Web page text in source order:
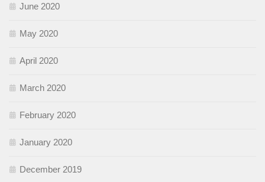
June 2020
May 2020
April 2020
March 2020
February 2020
January 2020
December 2019